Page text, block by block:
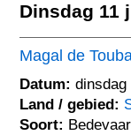
Dinsdag 11
Magal de
Datum: dinsdag
Land / gebied:
Soort: